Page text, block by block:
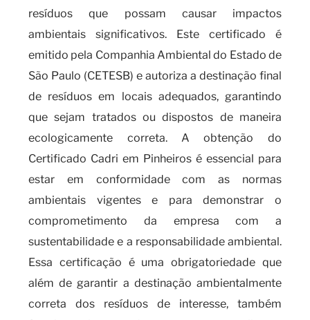
resíduos que possam causar impactos
ambientais significativos. Este certificado é
emitido pela Companhia Ambiental do Estado de
São Paulo (CETESB) e autoriza a destinação final
de resíduos em locais adequados, garantindo
que sejam tratados ou dispostos de maneira
ecologicamente correta. A obtenção do
Certificado Cadri em Pinheiros é essencial para
estar em conformidade com as normas
ambientais vigentes e para demonstrar o
comprometimento da empresa com a
sustentabilidade e a responsabilidade ambiental.
Essa certificação é uma obrigatoriedade que
além de garantir a destinação ambientalmente
correta dos resíduos de interesse, também